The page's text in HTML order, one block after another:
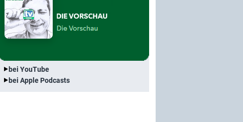
bei YouTube
bei Apple Podcasts